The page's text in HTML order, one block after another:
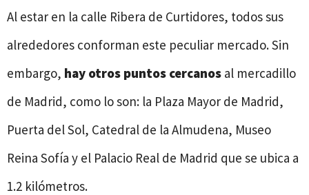
Al estar en la calle Ribera de Curtidores, todos sus
alrededores conforman este peculiar mercado. Sin
embargo, hay otros puntos cercanos al mercadillo
de Madrid, como lo son: la Plaza Mayor de Madrid,
Puerta del Sol, Catedral de la Almudena, Museo
Reina Sofía y el Palacio Real de Madrid que se ubica a
1.2 kilómetros.